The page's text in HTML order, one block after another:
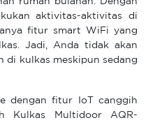
aktivitas-aktivitas di
fitur smart WiFi yang
Jadi, Anda tidak akan
di kulkas meskipun sedang
dengan fitur IoT canggih
Kulkas Multidoor AQR-